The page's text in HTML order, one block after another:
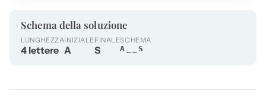
Schema della soluzione
LUNGHEZZA
4 lettere
INIZIALE
A
FINALE
S
SCHEMA
A__S